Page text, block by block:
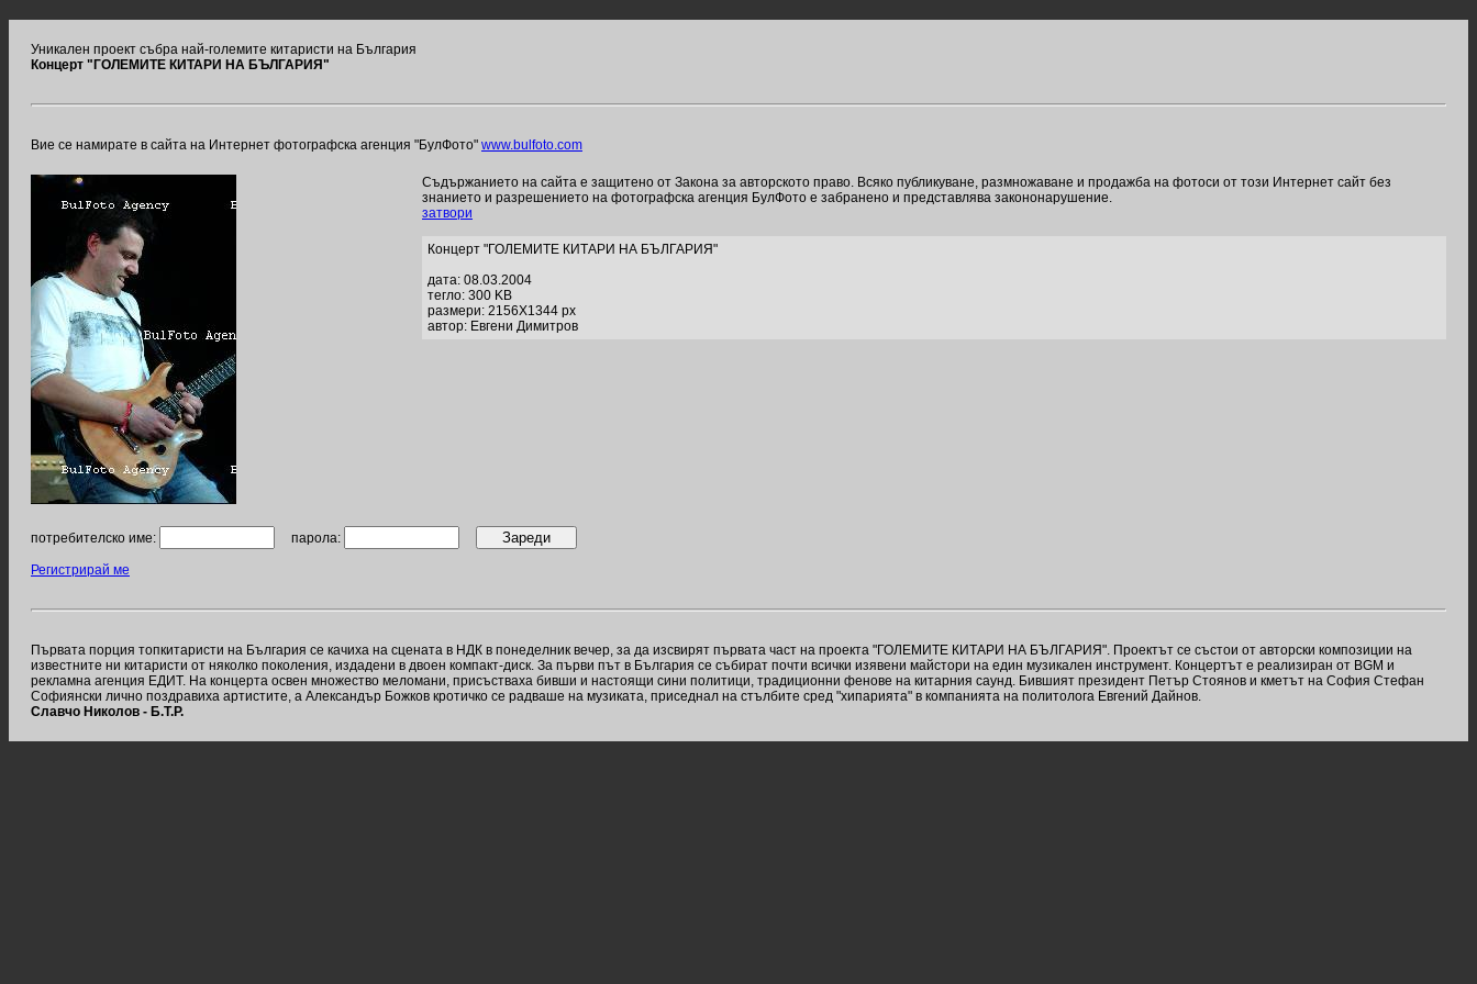
Уникален проект събра най-големите китаристи на България
Концерт "ГОЛЕМИТЕ КИТАРИ НА БЪЛГАРИЯ"
Вие се намирате в сайта на Интернет фотографска агенция "БулФото" www.bulfoto.com
Съдържанието на сайта е защитено от Закона за авторското право. Всяко публикуване, размножаване и продажба на фотоси от този Интернет сайт без
знанието и разрешението на фотографска агенция БулФото е забранено и представлява закононарушение.
затвори
Концерт "ГОЛЕМИТЕ КИТАРИ НА БЪЛГАРИЯ"
дата: 08.03.2004
тегло: 300 KB
размери: 2156X1344 px
автор: Евгени Димитров
потребителско име: парола:
Регистрирай ме
Първата порция топкитаристи на България се качиха на сцената в НДК в понеделник вечер, за да изсвирят първата част на проекта "ГОЛЕМИТЕ КИТАРИ НА БЪЛГАРИЯ". Проектът се състои от авторски композиции на
известните ни китаристи от няколко поколения, издадени в двоен компакт-диск. За първи път в България се събират почти всички изявени майстори на един музикален инструмент. Концертът е реализиран от BGM и
рекламна агенция ЕДИТ. На концерта освен множество меломани, присъстваха бивши и настоящи сини политици, традиционни фенове на китарния саунд. Бившият президент Петър Стоянов и кметът на София Стефан
Софиянски лично поздравиха артистите, а Александър Божков кротичко се радваше на музиката, приседнал на стълбите сред "хипарията" в компанията на политолога Евгений Дайнов.
Славчо Николов - Б.Т.Р.